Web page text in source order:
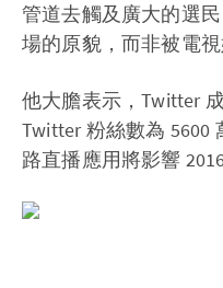
管道去觸及廣大的選
場的原貌，而非被電
他大膽表示，Twitter
Twitter 粉絲數為 5600
路直播應用將影響